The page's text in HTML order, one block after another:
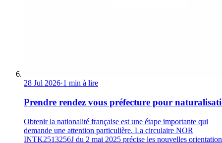
28 Jul 2026·1 min à lire
Prendre rendez vous préfecture pour
Obtenir la nationalité française est une étape importante qui
demande une attention particulière. La circulaire NOR
INTK2513256J du 2 mai 2025 précise les nouvelles